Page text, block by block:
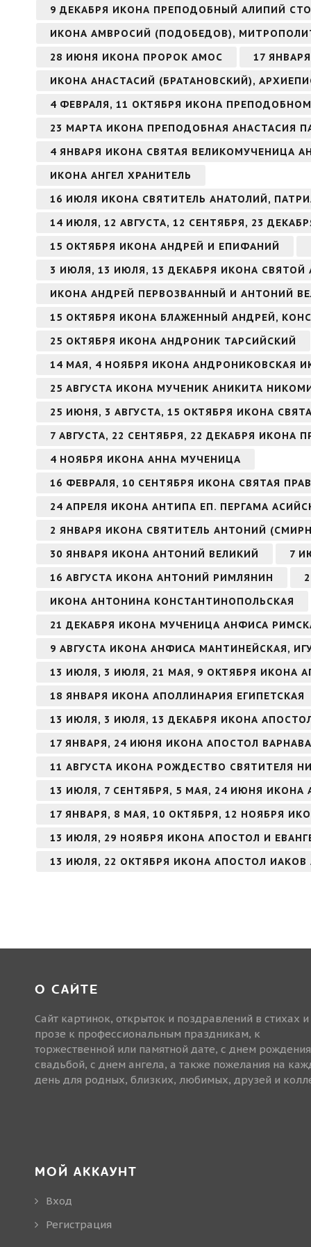
9 ДЕКАБРЯ ИКОНА ПРЕПОДОБНЫЙ АЛИПИЙ
ИКОНА АМВРОСИЙ (ПОДОБЕДОВ),
28 ИЮНЯ ИКОНА ПРОРОК АМОС
17
ИКОНА АНАСТАСИЙ (БРАТАНОВСКИЙ),
4 ФЕВРАЛЯ, 11 ОКТЯБРЯ ИКОНА
23 МАРТА ИКОНА ПРЕПОДОБНАЯ АНАСТАСИЯ
4 ЯНВАРЯ ИКОНА СВЯТАЯ ВЕЛИКОМУЧЕНИЦА
ИКОНА АНГЕЛ ХРАНИТЕЛЬ
16 ИЮЛЯ ИКОНА СВЯТИТЕЛЬ АНАТОЛИЙ,
14 ИЮЛЯ, 12 АВГУСТА, 12 СЕНТЯБРЯ, 23
15 ОКТЯБРЯ ИКОНА АНДРЕЙ И ЕПИФАНИЙ
3 ИЮЛЯ, 13 ИЮЛЯ, 13 ДЕКАБРЯ ИКОНА
ИКОНА АНДРЕЙ ПЕРВОЗВАННЫЙ И АНТОНИЙ
15 ОКТЯБРЯ ИКОНА БЛАЖЕННЫЙ АНДРЕЙ,
25 ОКТЯБРЯ ИКОНА АНДРОНИК ТАРСИЙСКИЙ
14 МАЯ, 4 НОЯБРЯ ИКОНА АНДРОНИКОВСКАЯ
25 АВГУСТА ИКОНА МУЧЕНИК АНИКИТА
25 ИЮНЯ, 3 АВГУСТА, 15 ОКТЯБРЯ ИКОНА
7 АВГУСТА, 22 СЕНТЯБРЯ, 22 ДЕКАБРЯ
4 НОЯБРЯ ИКОНА АННА МУЧЕНИЦА
16 ФЕВРАЛЯ, 10 СЕНТЯБРЯ ИКОНА СВЯТАЯ
24 АПРЕЛЯ ИКОНА АНТИПА ЕП. ПЕРГАМА
2 ЯНВАРЯ ИКОНА СВЯТИТЕЛЬ АНТОНИЙ
30 ЯНВАРЯ ИКОНА АНТОНИЙ ВЕЛИКИЙ
7
16 АВГУСТА ИКОНА АНТОНИЙ РИМЛЯНИН
ИКОНА АНТОНИНА КОНСТАНТИНОПОЛЬСКАЯ
21 ДЕКАБРЯ ИКОНА МУЧЕНИЦА АНФИСА
9 АВГУСТА ИКОНА АНФИСА МАНТИНЕЙСКАЯ,
13 ИЮЛЯ, 3 ИЮЛЯ, 21 МАЯ, 9 ОКТЯБРЯ ИКОНА
18 ЯНВАРЯ ИКОНА АПОЛЛИНАРИЯ ЕГИПЕТСКАЯ
13 ИЮЛЯ, 3 ИЮЛЯ, 13 ДЕКАБРЯ ИКОНА
17 ЯНВАРЯ, 24 ИЮНЯ ИКОНА АПОСТОЛ ВАРНАВА
11 АВГУСТА ИКОНА РОЖДЕСТВО СВЯТИТЕЛЯ
13 ИЮЛЯ, 7 СЕНТЯБРЯ, 5 МАЯ, 24 ИЮНЯ
17 ЯНВАРЯ, 8 МАЯ, 10 ОКТЯБРЯ, 12 НОЯБРЯ
13 ИЮЛЯ, 29 НОЯБРЯ ИКОНА АПОСТОЛ И
13 ИЮЛЯ, 22 ОКТЯБРЯ ИКОНА АПОСТОЛ ИАКОВ
О САЙТЕ
Сайт картинок, открыток и поздравлений в стихах и
прозе к профессиональным праздникам, к
торжественной или памятной дате, с днем
свадьбой, с днем ангела, а также пожелания на
день для родных, близких, любимых, друзей и
МОЙ АККАУНТ
Вход
Регистрация